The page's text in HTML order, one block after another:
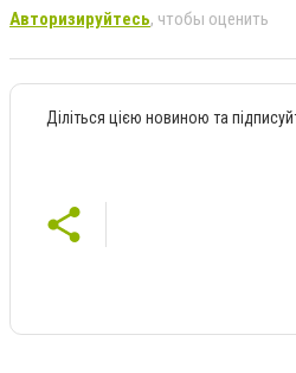
Авторизируйтесь, чтобы оценить
Діліться цією новиною та